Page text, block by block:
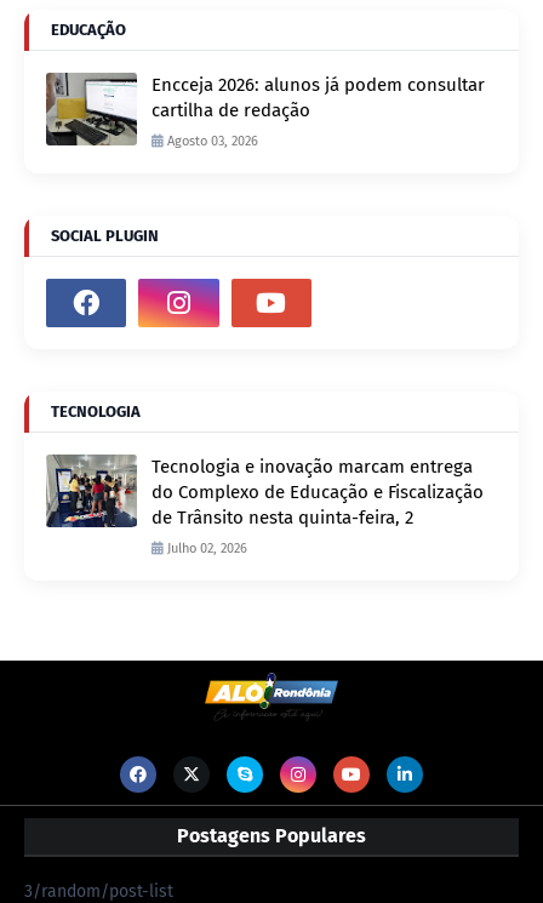
EDUCAÇÃO
Encceja 2026: alunos já podem consultar
cartilha de redação
Agosto 03, 2026
SOCIAL PLUGIN
TECNOLOGIA
Tecnologia e inovação marcam entrega
do Complexo de Educação e Fiscalização
de Trânsito nesta quinta-feira, 2
Julho 02, 2026
Postagens Populares
3/random/post-list